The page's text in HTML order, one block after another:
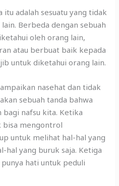
itu adalah sesuatu yang tidak
Berbeda dengan sebuah
oleh orang lain,
atau berbuat baik kepada
untuk diketahui orang lain.
nasehat dan tidak
sebuah tanda bahwa
nafsu kita. Ketika
mengontrol
untuk melihat hal-hal yang
hal yang buruk saja. Ketiga
hati untuk peduli